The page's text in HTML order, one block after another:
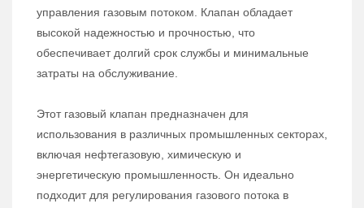
управления газовым потоком. Клапан обладает
высокой надежностью и прочностью, что
обеспечивает долгий срок службы и минимальные
затраты на обслуживание.
Этот газовый клапан предназначен для
использования в различных промышленных секторах,
включая нефтегазовую, химическую и
энергетическую промышленность. Он идеально
подходит для регулирования газового потока в